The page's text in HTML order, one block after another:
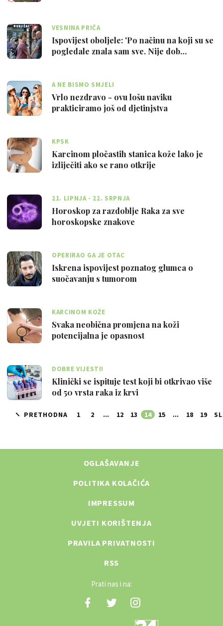
VESNINA PRIČA
Ispovijest oboljele: 'Po načinu na koji su se
pogledale znala sam sve. Nije dob…
A NE BISMO SMJELI
Vrlo nezdravo - ovu lošu naviku
prakticiramo još od djetinjstva
KPSK
Karcinom pločastih stanica kože lako je
izliječiti ako se rano otkrije
21. LIPNJA - 22. SRPNJA
Horoskop za razdoblje Raka za sve
horoskopske znakove
OPERIRAO GA JE OTAC
Iskrena ispovijest poznatog glumca o
suočavanju s tumorom
KARCINOM KOŽE
Svaka neobična promjena na koži
potencijalna je opasnost
DOBRE VIJESTI!
Klinički se ispituje test koji bi otkrivao više
od 50 vrsta raka iz krvi
PRETHODNA 1 2 ... 12 13 14 15 ... 18 19
OGLAŠAVANJE
POLITIKA KOLAČIĆA
IMPRESSUM
UVJETI KORIŠTENJA
PRAVILA PRIVATNOSTI
RSS
Prati nas i na: